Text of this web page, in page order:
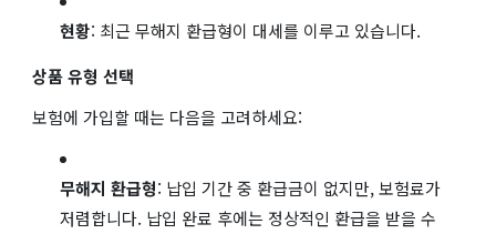
현황: 최근 무해지 환급형이 대세를 이루고 있습니다.
상품 유형 선택
보험에 가입할 때는 다음을 고려하세요:
무해지 환급형: 납입 기간 중 환급금이 없지만, 보험료가
저렴합니다. 납입 완료 후에는 정상적인 환급을 받을 수